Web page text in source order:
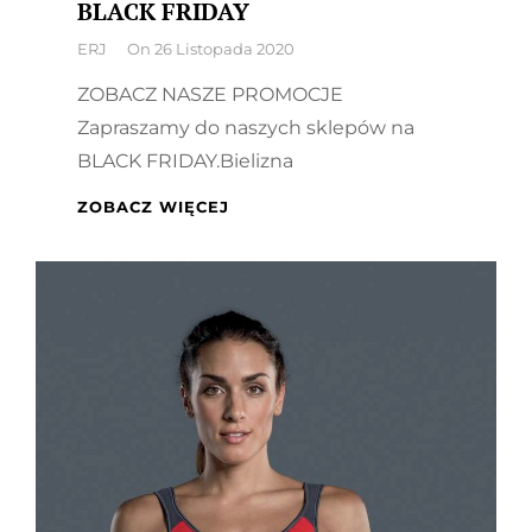
BLACK FRIDAY
By
ERJ On 26 Listopada 2020
ZOBACZ NASZE PROMOCJE
Zapraszamy do naszych sklepów na
BLACK FRIDAY.Bielizna
ZOBACZ WIĘCEJ